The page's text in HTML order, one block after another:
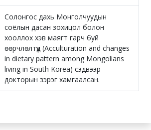
Солонгос дахь Монголчуудын
соёлын дасан зохицол болон
хооллох хэв маягт гарч буй
өөрчлөлтүүд (Acculturation and changes
in dietary pattern among Mongolians
living in South Korea) сэдвээр
докторын зэрэг хамгаалсан.